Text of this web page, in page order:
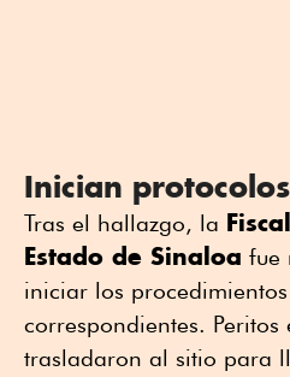
Inician
Tras el hallazgo, la
Estado de Sinaloa fue
iniciar los
correspondientes. Peritos
trasladaron al sitio para